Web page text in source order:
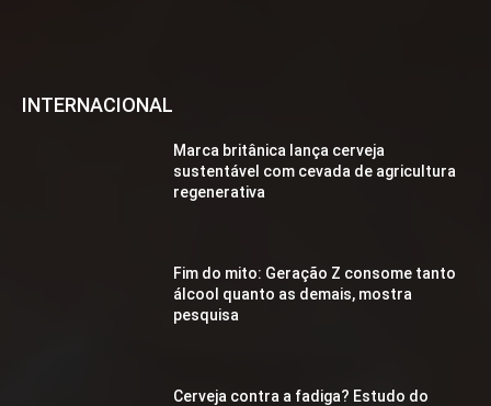
INTERNACIONAL
Marca britânica lança cerveja
sustentável com cevada de agricultura
regenerativa
Fim do mito: Geração Z consome tanto
álcool quanto as demais, mostra
pesquisa
Cerveja contra a fadiga? Estudo do